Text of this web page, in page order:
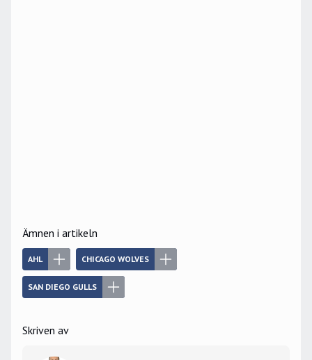
Ämnen i artikeln
AHL CHICAGO WOLVES
SAN DIEGO GULLS
Skriven av